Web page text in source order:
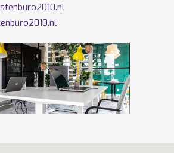
opFacebookenTwitter